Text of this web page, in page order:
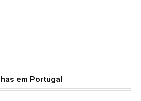
em Portugal